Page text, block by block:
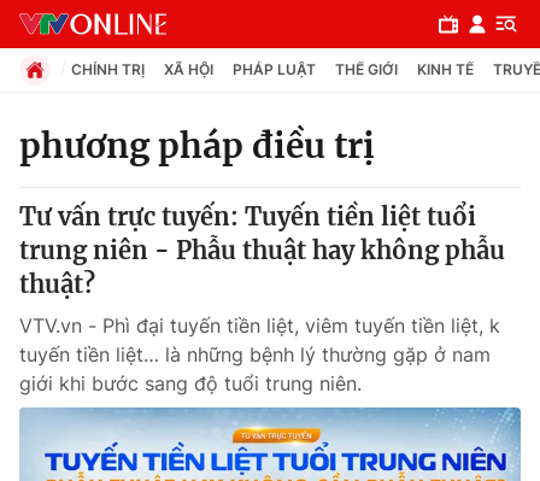
Chuyên mục
Chính trị
Pháp luật
Y tế
CHÍNH TRỊ XÃ HỘI PHÁP LUẬT THẾ GIỚI KINH TẾ
phương pháp điều trị
Tư vấn trực tuyến: Tuyến tiền liệt tuổi
trung niên - Phẫu thuật hay không phẫu
thuật?
VTV.vn - Phì đại tuyến tiền liệt, viêm tuyến tiền liệt, k
tuyến tiền liệt… là những bệnh lý thường gặp ở nam
giới khi bước sang độ tuổi trung niên.